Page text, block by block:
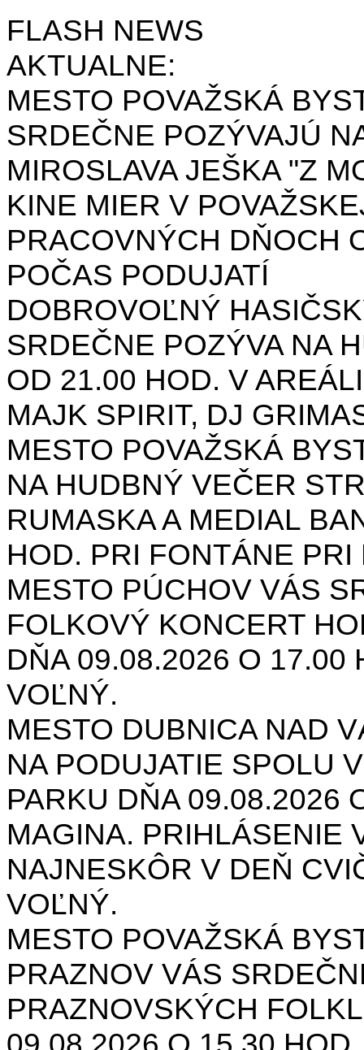
FLASH NEWS
AKTUALNE:
MESTO POVAŽSKÁ
SRDEČNE POZÝVAJÚ
MIROSLAVA JEŠKA "Z
KINE MIER V
PRACOVNÝCH DŇOCH
POČAS PODUJATÍ
DOBROVOĽNÝ
SRDEČNE POZÝVA NA
OD 21.00 HOD. V
MAJK SPIRIT, DJ
MESTO POVAŽSKÁ
NA HUDBNÝ VEČER
RUMASKA A MEDIAL
HOD. PRI FONTÁNE PRI
MESTO PÚCHOV VÁS
FOLKOVÝ KONCERT
DŇA 09.08.2026 O 17.00
VOĽNÝ.
MESTO DUBNICA NAD
NA PODUJATIE SPOLU
PARKU DŇA 09.08.2026
MAGINA. PRIHLÁSENIE
NAJNESKÔR V DEŇ
VOĽNÝ.
MESTO POVAŽSKÁ
PRAZNOV VÁS
PRAZNOVSKÝCH